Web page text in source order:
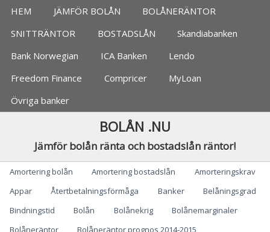
Jämför bolån, banker
HEM JÄMFÖR BOLÅN
BOLÅNERÄNTOR
SNITTRÄNTOR
BOSTADSLÅN
Skandiabanken
Bank Norwegian
ICA Banken
Lendo
Freedom Finance
Compricer
MyLoan
Övriga banker
BOLÅN .NU
Jämför bolån ränta och bostadslån räntor!
Categories
Amortering bolån Amortering bostadslån
Amorteringskrav
Appar
Återtbetalningsförmåga Banker
Belåningsgrad
Bindningstid
Bolån Bolånekrig
Bolånemarginaler
Bolåneräntor
Bolåneräntor prognos 2014-2015